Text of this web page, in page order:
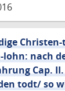
lohn: nach
Cap. II.
todt/ so